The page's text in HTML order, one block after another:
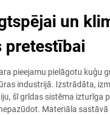
un
pretestībai
pieejamu pielāgotu kuģu
industrijā. Izstrādāta,
šī grīdas sistēma izturīga
Materiāla sastāvā